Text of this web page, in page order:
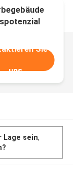
Sie
uns
Lage sein,